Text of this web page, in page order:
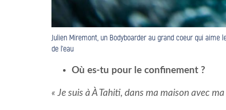
Julien Miremont, un Bodyboarder au grand coeur qui aime
de l’eau
Où es-tu pour le confinement ?
« Je suis à À Tahiti, dans ma maison avec